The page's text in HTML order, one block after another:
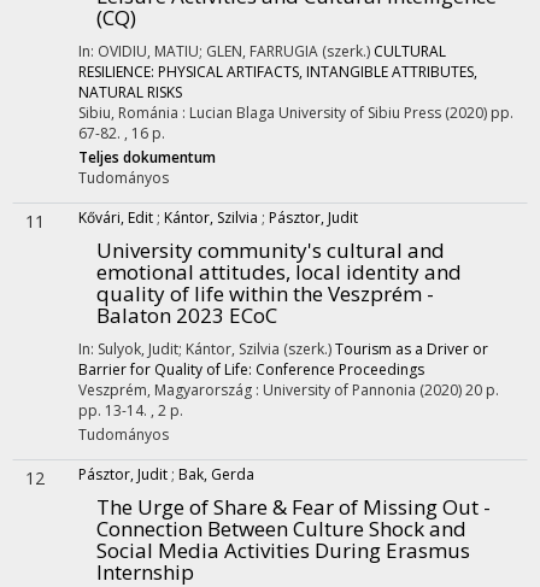
(CQ)
In: OVIDIU, MATIU; GLEN, FARRUGIA (szerk.) CULTURAL
RESILIENCE: PHYSICAL ARTIFACTS, INTANGIBLE ATTRIBUTES,
NATURAL RISKS
Sibiu, Románia : Lucian Blaga University of Sibiu Press (2020) pp.
67-82. , 16 p.
Teljes dokumentum
Tudományos
11 Kővári, Edit ; Kántor, Szilvia ; Pásztor, Judit
University community's cultural and
emotional attitudes, local identity and
quality of life within the Veszprém -
Balaton 2023 ECoC
In: Sulyok, Judit; Kántor, Szilvia (szerk.)Tourism as a Driver or
Barrier for Quality of Life: Conference Proceedings
Veszprém, Magyarország : University of Pannonia (2020)20 p.
pp. 13-14. , 2 p.
Tudományos
12 Pásztor, Judit ; Bak, Gerda
The Urge of Share & Fear of Missing Out -
Connection Between Culture Shock and
Social Media Activities During Erasmus
Internship